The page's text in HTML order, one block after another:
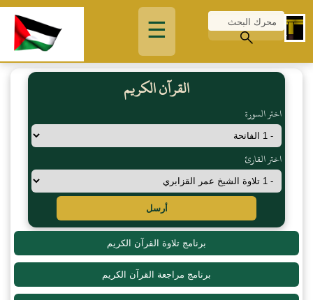
☰
القرآن الكريم
اختر السورة
اختر القارئ
أرسل
برنامج تلاوة القرآن الكريم
برنامج مراجعة القرآن الكريم